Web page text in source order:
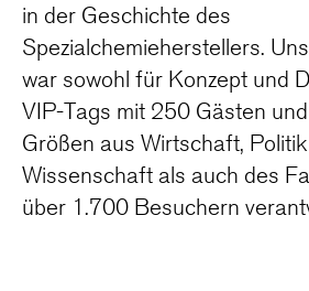
in der Geschichte des
Spezialchemieherstellers.
war sowohl für Konzept und
VIP-Tags mit 250 Gästen
Größen aus Wirtschaft,
Wissenschaft als auch des
über 1.700 Besuchern